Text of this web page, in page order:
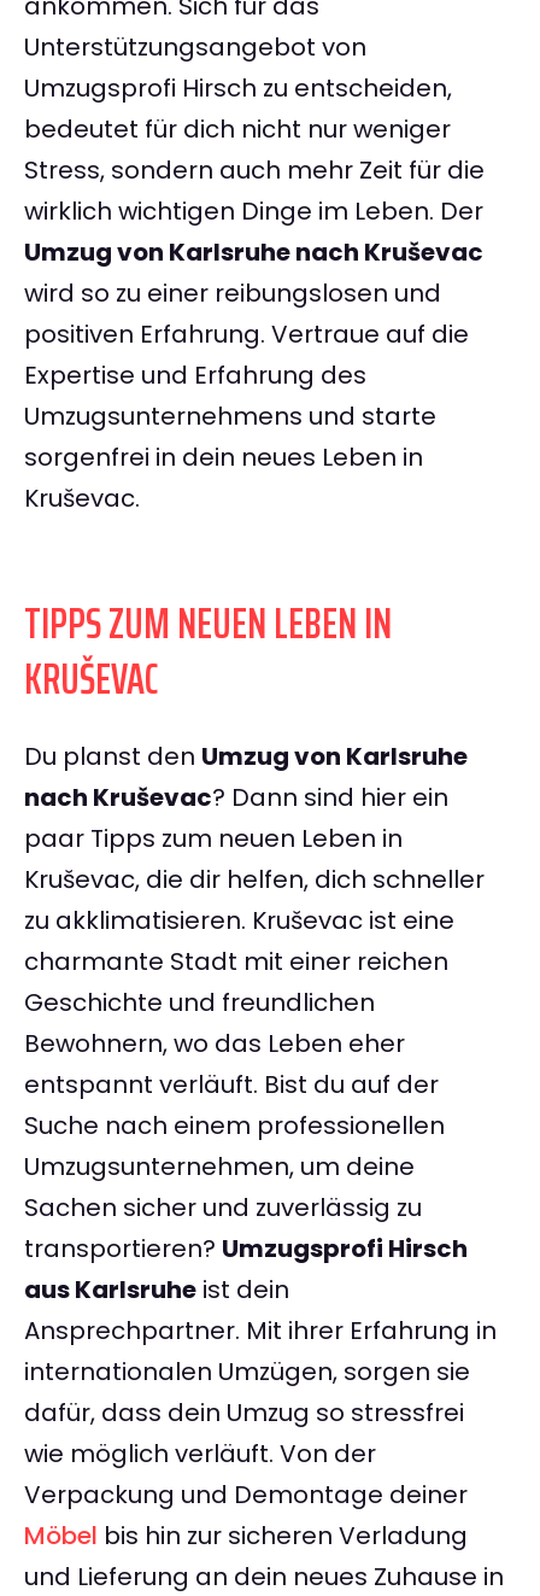
Unterstützungsangebot von
Umzugsprofi Hirsch zu entscheiden,
bedeutet für dich nicht nur weniger
Stress, sondern auch mehr Zeit für die
wirklich wichtigen Dinge im Leben. Der
Umzug von Karlsruhe nach Kruševac
wird so zu einer reibungslosen und
positiven Erfahrung. Vertraue auf die
Expertise und Erfahrung des
Umzugsunternehmens und starte
sorgenfrei in dein neues Leben in
Kruševac.
TIPPS ZUM NEUEN LEBEN IN
KRUŠEVAC
Du planst den Umzug von Karlsruhe
nach Kruševac? Dann sind hier ein
paar Tipps zum neuen Leben in
Kruševac, die dir helfen, dich schneller
zu akklimatisieren. Kruševac ist eine
charmante Stadt mit einer reichen
Geschichte und freundlichen
Bewohnern, wo das Leben eher
entspannt verläuft. Bist du auf der
Suche nach einem professionellen
Umzugsunternehmen, um deine
Sachen sicher und zuverlässig zu
transportieren? Umzugsprofi Hirsch
aus Karlsruhe ist dein
Ansprechpartner. Mit ihrer Erfahrung in
internationalen Umzügen, sorgen sie
dafür, dass dein Umzug so stressfrei
wie möglich verläuft. Von der
Verpackung und Demontage deiner
Möbel bis hin zur sicheren Verladung
und Lieferung an dein neues Zuhause in